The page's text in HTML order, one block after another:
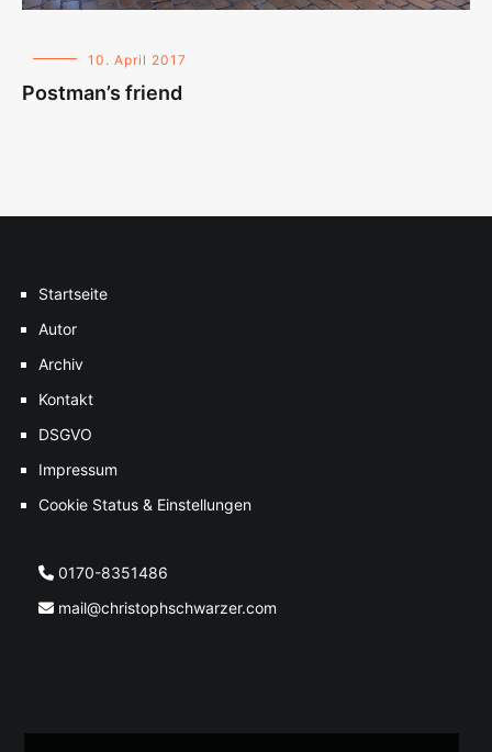
10. April 2017
Postman’s friend
Startseite
Autor
Archiv
Kontakt
DSGVO
Impressum
Cookie Status & Einstellungen
0170-8351486
mail@christophschwarzer.com